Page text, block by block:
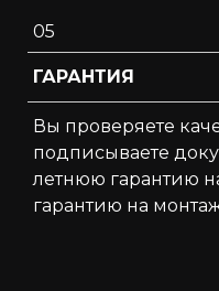
05
ГАРАНТИЯ
Вы проверяете
подписываете
летнюю гарантию
гарантию на